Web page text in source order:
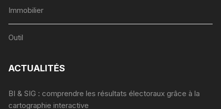
Immobilier
Outil
ACTUALITÉS
BI & SIG : comprendre les résultats électoraux grâce à la
cartographie interactive